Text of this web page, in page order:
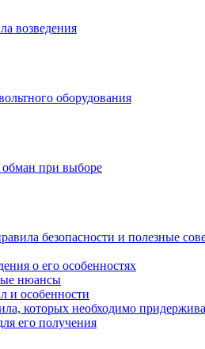
возведения
оборудования
обман при выборе
безопасности и полезные
о его особенностях
нюансы
и особенности
которых необходимо
его получения